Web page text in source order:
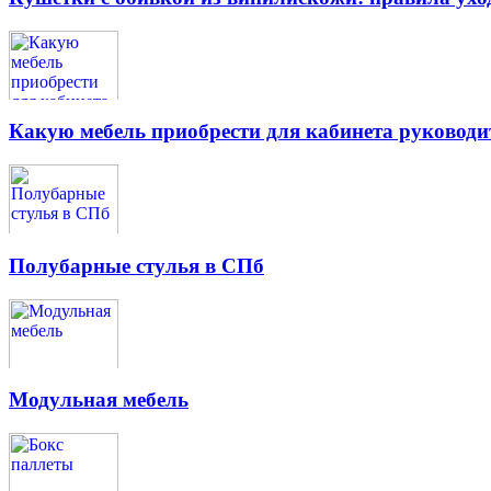
Какую мебель приобрести для кабинета
Полубарные стулья в СПб
Модульная мебель